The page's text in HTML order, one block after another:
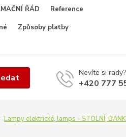
ŘÁD
Reference
Způsoby platby
Nevíte si
+420 777
Lampy elektrické, lamps - STOLNÍ,